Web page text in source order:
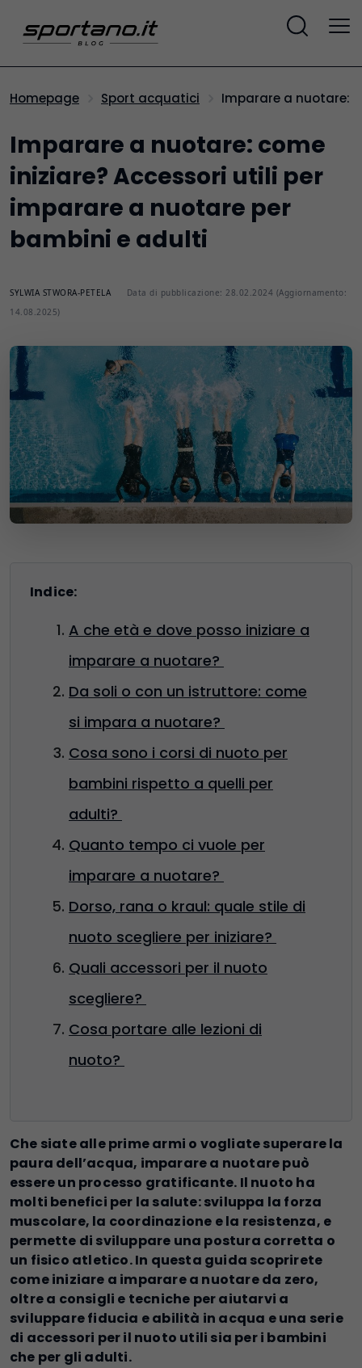
Homepage Sport acquatici Imparare a nuotare:
Imparare a nuotare: come
iniziare? Accessori utili per
imparare a nuotare per
bambini e adulti
SYLWIA STWORA-PETELA
Data di pubblicazione: 28.02.2024 (Aggiornamento:
14.08.2025)
Indice:
A che età e dove posso iniziare a
imparare a nuotare?
Da soli o con un istruttore: come
si impara a nuotare?
Cosa sono i corsi di nuoto per
bambini rispetto a quelli per
adulti?
Quanto tempo ci vuole per
imparare a nuotare?
Dorso, rana o kraul: quale stile di
nuoto scegliere per iniziare?
Quali accessori per il nuoto
scegliere?
Cosa portare alle lezioni di
nuoto?
Che siate alle prime armi o vogliate superare la
paura dell’acqua, imparare a nuotare può
essere un processo gratificante. Il nuoto ha
molti benefici per la salute: sviluppa la forza
muscolare, la coordinazione e la resistenza, e
permette di sviluppare una postura corretta o
un fisico atletico. In questa guida scoprirete
come iniziare a imparare a nuotare da zero,
oltre a consigli e tecniche per aiutarvi a
sviluppare fiducia e abilità in acqua e una serie
di accessori per il nuoto utili sia per i bambini
che per gli adulti.